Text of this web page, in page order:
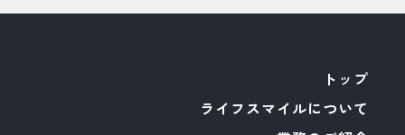
トップ
ライフスマイルについて